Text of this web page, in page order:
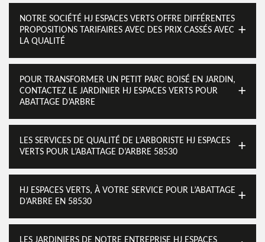
NOTRE SOCIÉTÉ HJ ESPACES VERTS OFFRE DIFFÉRENTES
PROPOSITIONS TARIFAIRES AVEC DES PRIX CASSÉS AVEC
LA QUALITÉ
POUR TRANSFORMER UN PETIT PARC BOISÉ EN JARDIN,
CONTACTEZ LE JARDINIER HJ ESPACES VERTS POUR
ABATTAGE D’ARBRE
LES SERVICES DE QUALITÉ DE L’ARBORISTE HJ ESPACES
VERTS POUR L’ABATTAGE D’ARBRE 58530
HJ ESPACES VERTS, À VOTRE SERVICE POUR L’ABATTAGE
D’ARBRE EN 58530